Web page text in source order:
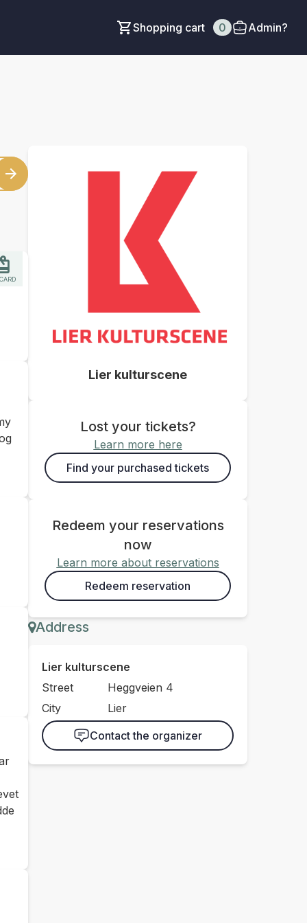
Shopping cart 0 Admin?
Lier kulturscene
Lost your tickets?
Learn more here
Find your purchased tickets
Redeem your reservations
now
Learn more about reservations
Redeem reservation
Address
Lier kulturscene
Street
Heggveien 4
City
Lier
Contact the organizer